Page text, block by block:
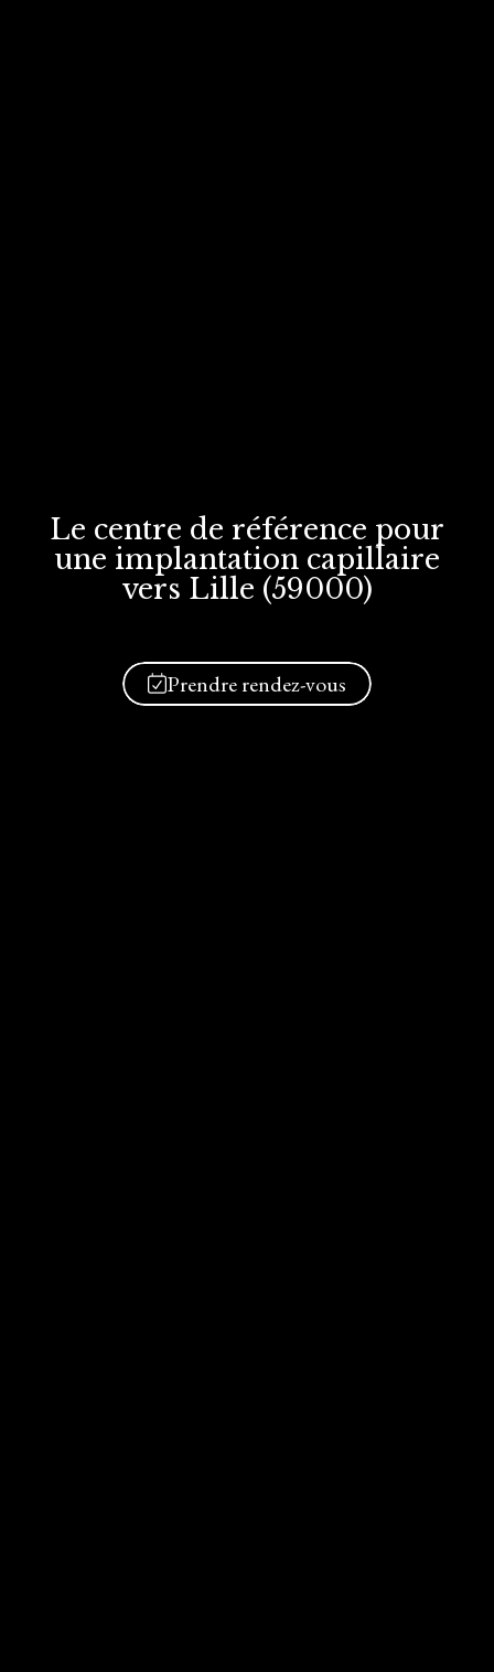
Le centre de référence pour
une implantation capillaire
vers Lille (59000)
Prendre rendez-vous